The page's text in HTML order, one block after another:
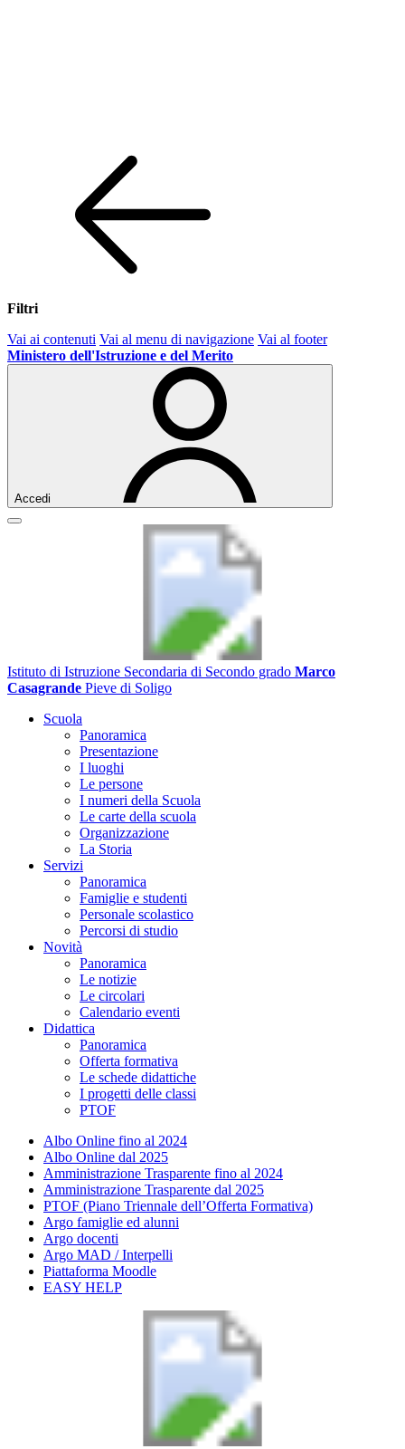
Filtri
Vai ai contenuti Vai al menu di navigazione Vai al footer
Ministero dell'Istruzione e del Merito
Accedi
Istituto di Istruzione Secondaria di Secondo grado Marco
Casagrande Pieve di Soligo
Scuola
Panoramica
Presentazione
I luoghi
Le persone
I numeri della Scuola
Le carte della scuola
Organizzazione
La Storia
Servizi
Panoramica
Famiglie e studenti
Personale scolastico
Percorsi di studio
Novità
Panoramica
Le notizie
Le circolari
Calendario eventi
Didattica
Panoramica
Offerta formativa
Le schede didattiche
I progetti delle classi
PTOF
Albo Online fino al 2024
Albo Online dal 2025
Amministrazione Trasparente fino al 2024
Amministrazione Trasparente dal 2025
PTOF (Piano Triennale dell’Offerta Formativa)
Argo famiglie ed alunni
Argo docenti
Argo MAD / Interpelli
Piattaforma Moodle
EASY HELP